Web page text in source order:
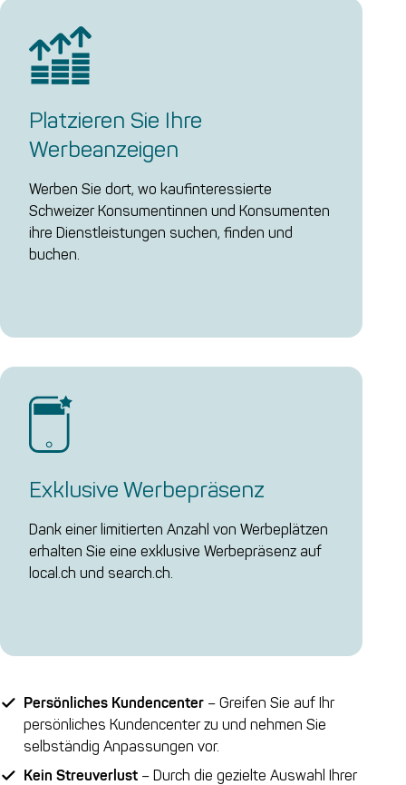
Platzieren Sie Ihre
Werbeanzeigen
Werben Sie dort, wo kaufinteressierte
Schweizer Konsumentinnen und Konsumenten
ihre Dienstleistungen suchen, finden und
buchen.
Exklusive Werbepräsenz
Dank einer limitierten Anzahl von Werbeplätzen
erhalten Sie eine exklusive Werbepräsenz auf
local.ch und search.ch.
Persönliches Kundencenter – Greifen Sie auf Ihr
persönliches Kundencenter zu und nehmen Sie
selbständig Anpassungen vor.
Kein Streuverlust – Durch die gezielte Auswahl Ihrer